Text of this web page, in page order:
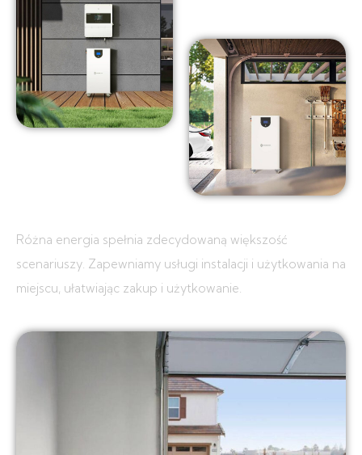
Różna energia spełnia zdecydowaną większość
scenariuszy. Zapewniamy usługi instalacji i użytkowania na
miejscu, ułatwiając zakup i użytkowanie.